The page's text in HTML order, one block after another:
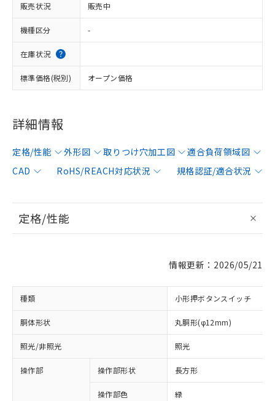
販売状況 販売中
機種区分 -
在庫状況
標準価格(税別) オープン価格
詳細情報
定格/性能 外形図 取りつけ穴加工図
適合負荷領域図
CAD
RoHS/REACH対応状況 規格認証/適合状況
定格/性能
情報更新：2026/05/21
種類 小形押ボタンスイッチ
胴体形状 丸胴形(φ12mm)
照光/非照光 照光
操作部 操作部形状 長方形
操作部色 緑